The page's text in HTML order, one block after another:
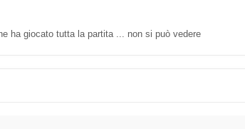
ha giocato tutta la partita ... non si può vedere